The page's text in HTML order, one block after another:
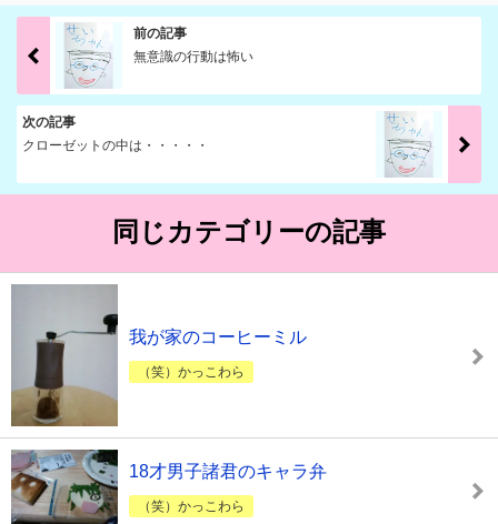
前の記事
無意識の行動は怖い
次の記事
クローゼットの中は・・・・・
同じカテゴリーの記事
我が家のコーヒーミル
（笑）かっこわら
18才男子諸君のキャラ弁
（笑）かっこわら